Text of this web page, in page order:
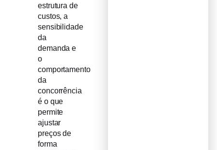
estrutura de
custos, a
sensibilidade
da
demanda e
o
comportamento
da
concorrência
é o que
permite
ajustar
preços de
forma